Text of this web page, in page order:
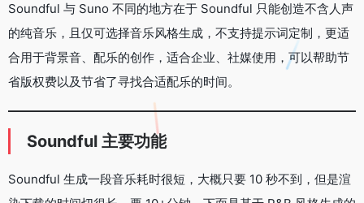
Soundful 与 Suno 不同的地方在于 Soundful 只能创造不含人声
的纯音乐，且仅可选择音乐风格生成，不支持提示词定制，更适
合用于背景音、配乐的创作，适合企业、社媒使用，可以帮助节
省版权费以及节省了寻找合适配乐的时间。
Soundful 主要功能
Soundful 生成一段音乐耗时很短，大概只要 10 秒不到，但是渲